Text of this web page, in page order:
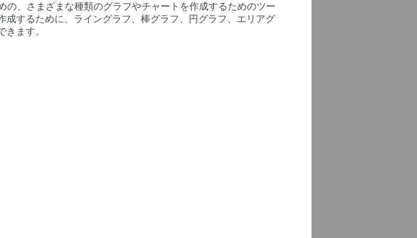
、さまざまな種類のグラフやチャートを作成するためのツー
するために、ライングラフ、棒グラフ、円グラフ、エリアグ
ます。